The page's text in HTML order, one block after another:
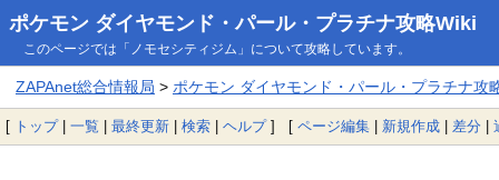
ポケモン ダイヤモンド・パール・プラチナ攻略Wiki
このページでは「ノモセシティジム」について攻略しています。
ZAPAnet総合情報局 > ポケモン ダイヤモンド・パール・プラチナ攻
[ トップ| 一覧 | 最終更新 | 検索 | ヘルプ] [ ページ編集 | 新規作成 | 差分 |